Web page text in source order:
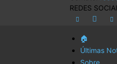
REDES
🏠
Últimas
Sobre